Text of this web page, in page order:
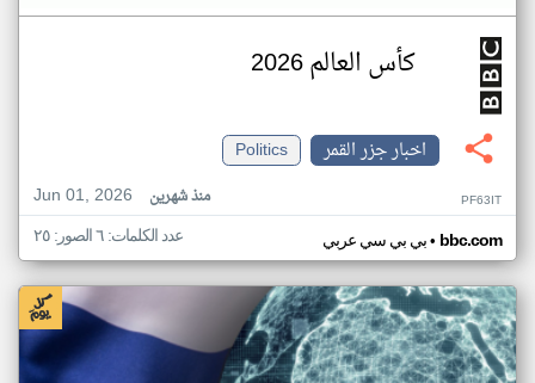
كأس العالم 2026
اخبار جزر القمر
Politics
Jun 01, 2026
منذ شهرين PF63IT
بي بي سي عربي• bbc.com عدد الكلمات: ٦ الصور: ٢٥